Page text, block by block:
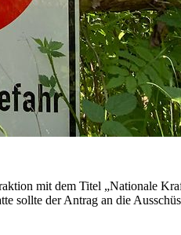
mit dem Titel „Nationale
sollte der Antrag an die